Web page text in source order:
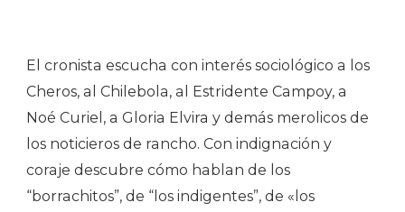
El cronista escucha con interés sociológico a los
Cheros, al Chilebola, al Estridente Campoy, a
Noé Curiel, a Gloria Elvira y demás merolicos de
los noticieros de rancho. Con indignación y
coraje descubre cómo hablan de los
“borrachitos”, de “los indigentes”, de «los